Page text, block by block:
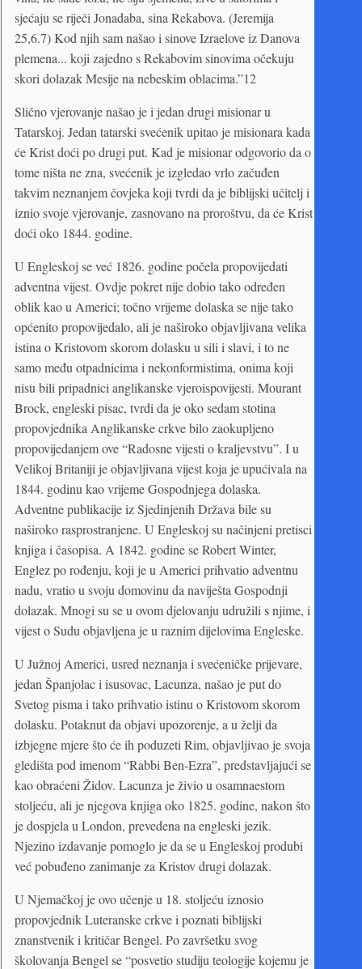
sjećaju se riječi Jonadaba, sina Rekabova. (Jeremija
25,6.7) Kod njih sam našao i sinove Izraelove iz Danova
plemena... koji zajedno s Rekabovim sinovima očekuju
skori dolazak Mesije na nebeskim oblacima.”12
Slično vjerovanje našao je i jedan drugi misionar u
Tatarskoj. Jedan tatarski svećenik upitao je misionara kada
će Krist doći po drugi put. Kad je misionar odgovorio da o
tome ništa ne zna, svećenik je izgledao vrlo začuđen
takvim neznanjem čovjeka koji tvrdi da je biblijski učitelj i
iznio svoje vjerovanje, zasnovano na proroštvu, da će Krist
doći oko 1844. godine.
U Engleskoj se već 1826. godine počela propovijedati
adventna vijest. Ovdje pokret nije dobio tako određen
oblik kao u Americi; točno vrijeme dolaska se nije tako
općenito propovijedalo, ali je naširoko objavljivana velika
istina o Kristovom skorom dolasku u sili i slavi, i to ne
samo među otpadnicima i nekonformistima, onima koji
nisu bili pripadnici anglikanske vjeroispovijesti. Mourant
Brock, engleski pisac, tvrdi da je oko sedam stotina
propovjednika Anglikanske crkve bilo zaokupljeno
propovijedanjem ove “Radosne vijesti o kraljevstvu”. I u
Velikoj Britaniji je objavljivana vijest koja je upućivala na
1844. godinu kao vrijeme Gospodnjega dolaska.
Adventne publikacije iz Sjedinjenih Država bile su
naširoko rasprostranjene. U Engleskoj su načinjeni pretisci
knjiga i časopisa. A 1842. godine se Robert Winter,
Englez po rođenju, koji je u Americi prihvatio adventnu
nadu, vratio u svoju domovinu da naviješta Gospodnji
dolazak. Mnogi su se u ovom djelovanju udružili s njime, i
vijest o Sudu objavljena je u raznim dijelovima Engleske.
U Južnoj Americi, usred neznanja i svećeničke prijevare,
jedan Španjolac i isusovac, Lacunza, našao je put do
Svetog pisma i tako prihvatio istinu o Kristovom skorom
dolasku. Potaknut da objavi upozorenje, a u želji da
izbjegne mjere što će ih poduzeti Rim, objavljivao je svoja
gledišta pod imenom “Rabbi Ben-Ezra”, predstavljajući se
kao obraćeni Židov. Lacunza je živio u osamnaestom
stoljeću, ali je njegova knjiga oko 1825. godine, nakon što
je dospjela u London, prevedena na engleski jezik.
Njezino izdavanje pomoglo je da se u Engleskoj produbi
već pobuđeno zanimanje za Kristov drugi dolazak.
U Njemačkoj je ovo učenje u 18. stoljeću iznosio
propovjednik Luteranske crkve i poznati biblijski
znanstvenik i kritičar Bengel. Po završetku svog
školovanja Bengel se “posvetio studiju teologije kojemu je